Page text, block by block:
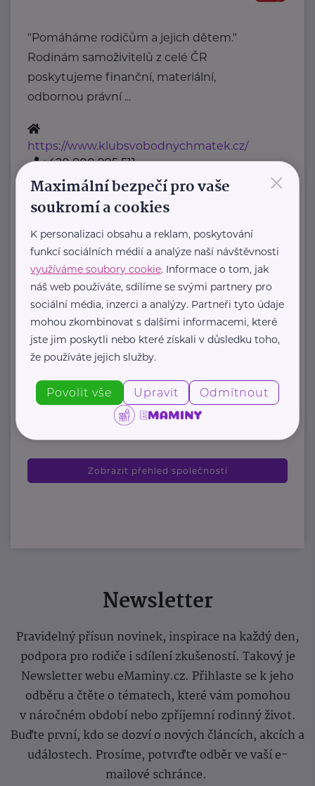
"Pomáháme rodičům a jejich dětem."
Rodinám samoživitelů z celé ČR
poskytujeme finanční, materiální,
odbornou právní ...
https://www.klubsvobodnychmatek.cz/
+420 800 995 511
info@klubsvobodnychmatek.cz
Povltavská 5/74 Praha 7 – Troja
"Dáváme oblečení nový život,
pomáháme potřebným."
Oděvní banka je charitativní
organizace, která každoročně
poskytuje více ...
https://www.odevnibanka.cz/
+420 702 019 159
info@odevnibanka.cz
Zobrazit přehled společností
Newsletter
Pravidelný přísun novinek, inspirace na každý den,
podpora pro rodiče i sdílení zkušeností. Takový je
Newsletter webu eMaminy.cz. Přihlaste se k jeho
odběru a čtěte o tématech, které vám pomohou
v náročném období nebo zpříjemní rodinný život.
Buďte první, kdo se dozví o nových článcích, akcích a
událostech. Prosíme, potvrďte odběr ve vaší e-
mailové schránce.
×
Maximální bezpečí pro vaše
soukromí a cookies
K personalizaci obsahu a reklam, poskytování
funkcí sociálních médií a analýze naší návštěvnosti
využíváme soubory cookie. Informace o tom, jak
náš web používáte, sdílíme se svými partnery pro
sociální média, inzerci a analýzy. Partneři tyto údaje
mohou zkombinovat s dalšími informacemi, které
jste jim poskytli nebo které získali v důsledku toho,
že používáte jejich služby.
Povolit vše Upravit Odmítnout